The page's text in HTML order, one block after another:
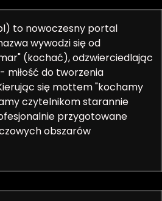
to nowoczesny portal
wywodzi się od
(kochać), odzwierciedlając
miłość do tworzenia
się mottem "kochamy
czytelnikom starannie
przygotowane
obszarów